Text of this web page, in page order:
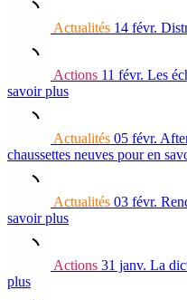
Actualités 14 févr.
Actions 11 févr. Les
savoir plus
Actualités 05 févr.
chaussettes neuves pour en
Actualités 03 févr.
savoir plus
Actions 31 janv. La
plus